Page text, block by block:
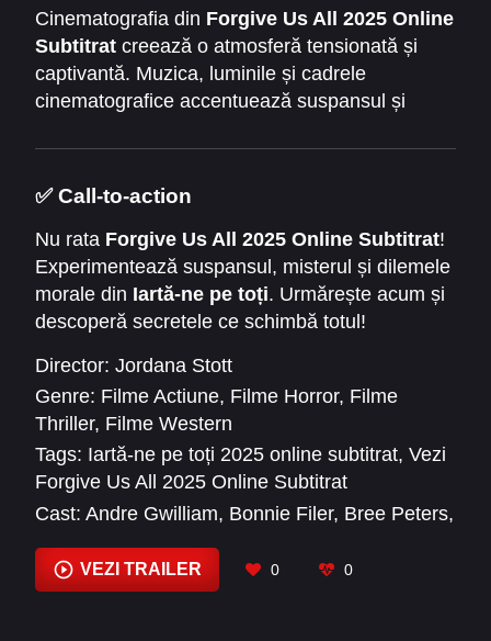
Cinematografia din Forgive Us All 2025 Online
Subtitrat creează o atmosferă tensionată și
captivantă. Muzica, luminile și cadrele
cinematografice accentuează suspansul și
cu propoziții concise și tranziții naturale, astfel
încât să fie ușor de urmărit și plăcut vizual.
✅ Call-to-action
Nu rata Forgive Us All 2025 Online Subtitrat!
Experimentează suspansul, misterul și dilemele
morale din Iartă-ne pe toți. Urmărește acum și
descoperă secretele ce schimbă totul!
Director: Jordana Stott
Genre: Filme Actiune, Filme Horror, Filme
Thriller, Filme Western
Tags: Iartă-ne pe toți 2025 online subtitrat, Vezi
Forgive Us All 2025 Online Subtitrat
Cast: Andre Gwilliam, Bonnie Filer, Bree Peters,
Okyere, Jodie Glinster Kim Coll Lance Giles
Lawrence Makoare, Lily Sullivan
VEZI TRAILER 0 0